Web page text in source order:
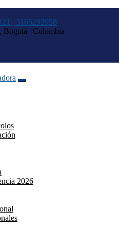
| 3165293958
Bogotá | Colombia
María
2026